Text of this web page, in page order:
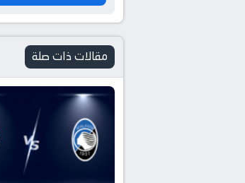
مقالات ذات صلة